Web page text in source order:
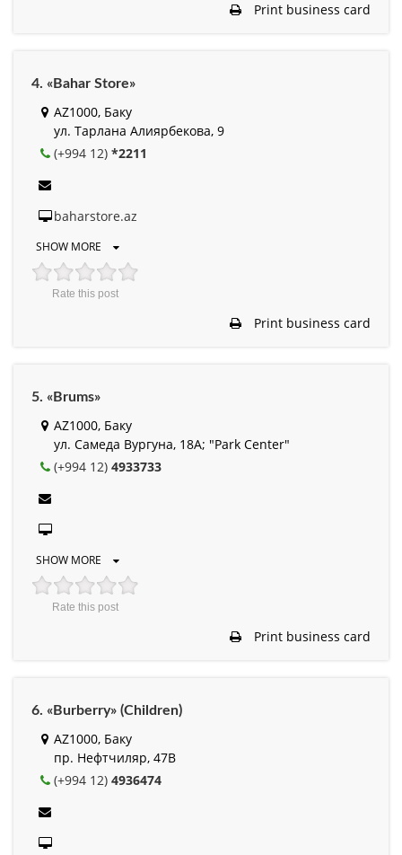
Print business card
4. «Bahar Store»
AZ1000, Баку
ул. Тарлана Алиярбекова, 9
(+994 12) *2211
baharstore.az
SHOW MORE
Rate this post
Print business card
5. «Brums»
AZ1000, Баку
ул. Самеда Вургуна, 18А; "Park Center"
(+994 12) 4933733
SHOW MORE
Rate this post
Print business card
6. «Burberry» (Children)
AZ1000, Баку
пр. Нефтчиляр, 47B
(+994 12) 4936474